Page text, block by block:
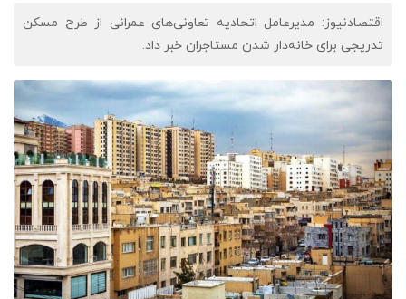
اقتصادنیوز: مدیرعامل اتحادیه تعاونی‌های عمرانی از طرح مسکن
تدریجی برای خانه‌دار شدن مستاجران خبر داد.